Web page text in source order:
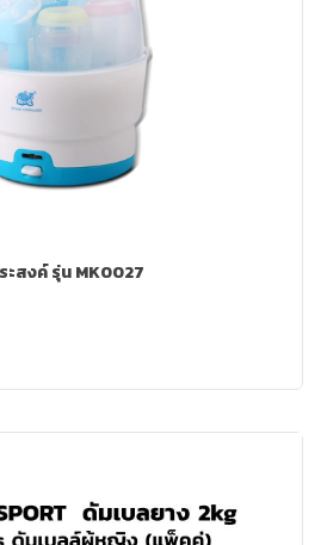
ะสงค์ รุ่น MK0027